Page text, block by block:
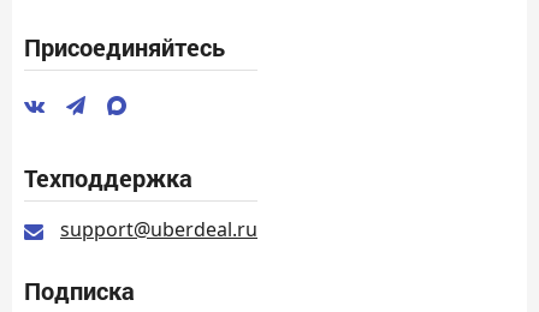
Присоединяйтесь
Техподдержка
support@uberdeal.ru
Подписка